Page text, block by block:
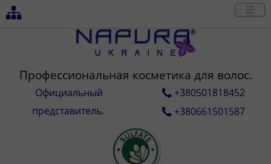
Профессиональная косметика для волос.
Официальный
представитель.
+380501818452
+380661501587